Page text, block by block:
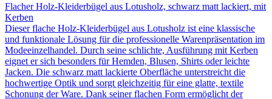
Flacher Holz-Kleiderbügel aus Lotusholz, schwarz matt lackiert, mit
Kerben
Dieser flache Holz-Kleiderbügel aus Lotusholz ist eine klassische
und funktionale Lösung für die professionelle Warenpräsentation im
Modeeinzelhandel. Durch seine schlichte, Ausführung mit Kerben
eignet er sich besonders für Hemden, Blusen, Shirts oder leichte
Jacken. Die schwarz matt lackierte Oberfläche unterstreicht die
hochwertige Optik und sorgt gleichzeitig für eine glatte, textile
Schonung der Ware. Dank seiner flachen Form ermöglicht der